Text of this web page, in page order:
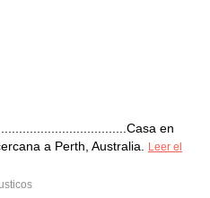
en
a Perth, Australia.
Leer el